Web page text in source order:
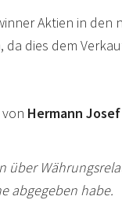
Aktien in den
da dies dem
Hermann Josef
über
abgegeben habe.